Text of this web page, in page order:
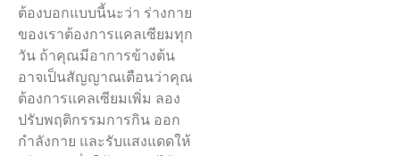
ต้องบอกแบบนี้นะว่า ร่างกาย
ของเราต้องการแคลเซียมทุก
วัน ถ้าคุณมีอาการข้างต้น
อาจเป็นสัญญาณเตือนว่าคุณ
ต้องการแคลเซียมเพิ่ม ลอง
ปรับพฤติกรรมการกิน ออก
กำลังกาย และรับแสงแดดให้